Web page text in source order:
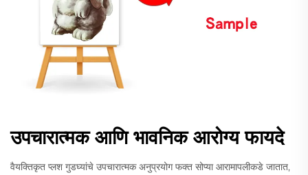
उपचारात्मक आणि भावनिक आरोग्य फायदे
वैयक्तिकृत प्लश गुडघ्यांचे उपचारात्मक अनुप्रयोग फक्त सोप्या आरामापलीकडे जातात,